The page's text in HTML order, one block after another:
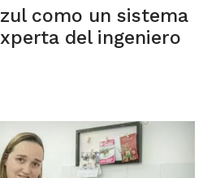
como un sistema
del ingeniero